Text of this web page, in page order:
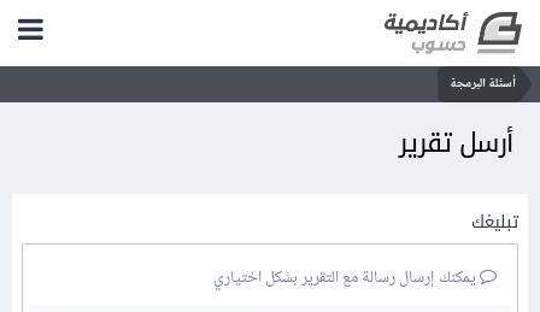
أسئلة البرمجة
أرسل تقرير
تبليغك
يمكنك إرسال رسالة مع التقرير بشكل اختياري